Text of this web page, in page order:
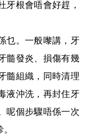
牙根會唔會好趕，
。一般嚟講，牙
髓發炎、損傷有幾
髓組織，同時清理
液沖洗，再封住牙
呢個步驟唔係一次